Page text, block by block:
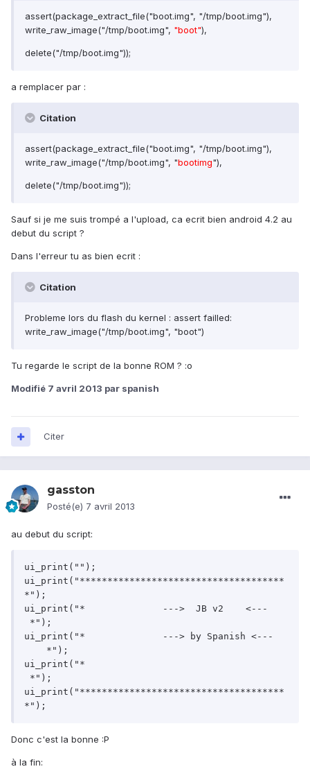
assert(package_extract_file("boot.img", "/tmp/boot.img"),
write_raw_image("/tmp/boot.img", "boot"),
delete("/tmp/boot.img"));
a remplacer par :
Citation
assert(package_extract_file("boot.img", "/tmp/boot.img"),
write_raw_image("/tmp/boot.img", "bootimg"),
delete("/tmp/boot.img"));
Sauf si je me suis trompé a l'upload, ca ecrit bien android 4.2 au
debut du script ?
Dans l'erreur tu as bien ecrit :
Citation
Probleme lors du flash du kernel : assert failled:
write_raw_image("/tmp/boot.img", "boot")
Tu regarde le script de la bonne ROM ? :o
Modifié 7 avril 2013 par spanish
Citer
gasston
Posté(e) 7 avril 2013
au debut du script:
ui_print("");
ui_print("*************************************
*");
ui_print("*		 --->  JB v2    <---
*");
ui_print("*		 ---> by Spanish <---
    *");
ui_print("*
*");
ui_print("*************************************
Donc c'est la bonne :P
à la fin: